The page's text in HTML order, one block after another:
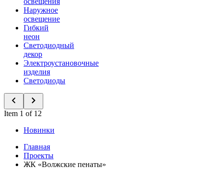
Наружное
освещение
Гибкий
неон
Светодиодный
декор
Электроустановочные
изделия
Светодиоды
Item 1 of 12
Новинки
Главная
Проекты
ЖК «Волжские пенаты»